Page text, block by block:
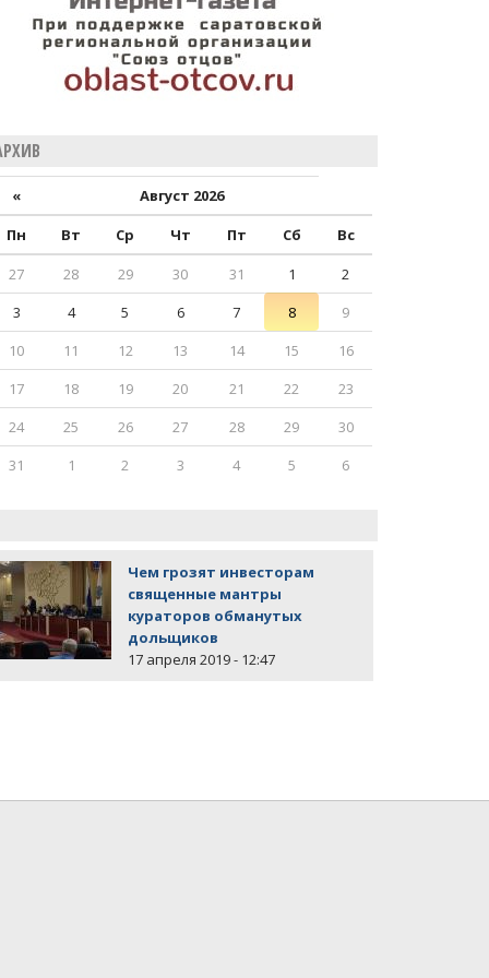
«
Август 2026
Пн
Вт Ср Чт Пт Сб
Вс
27
28 29 30 31 1
2
3
4 5 6 7 8
9
10
11 12 13 14 15
16
17
18 19 20 21 22
23
24
25 26 27 28 29
30
31
1 2 3 4 5 6
Чем грозят инвесторам
священные мантры
кураторов обманутых
дольщиков
17 апреля 2019 - 12:47